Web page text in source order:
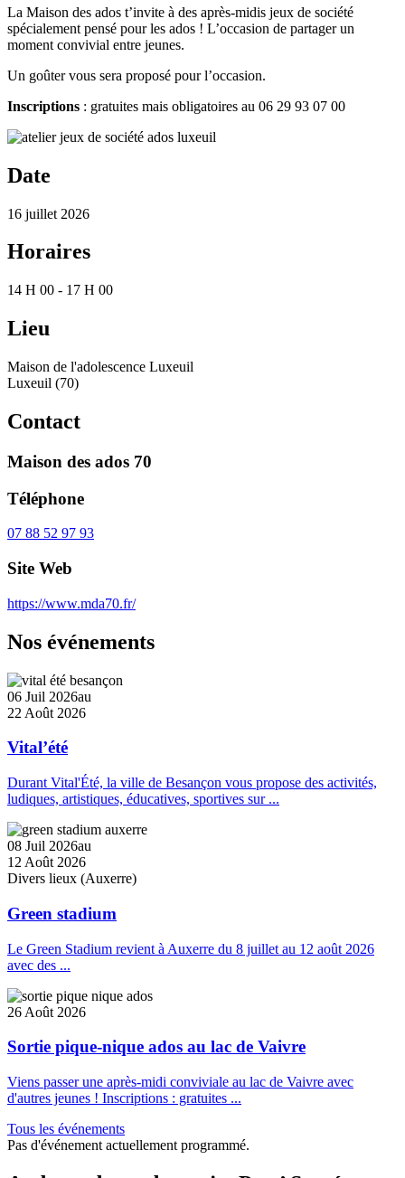
La Maison des ados t’invite à des après-midis jeux de société
spécialement pensé pour les ados ! L’occasion de partager un
moment convivial entre jeunes.
Un goûter vous sera proposé pour l’occasion.
Inscriptions : gratuites mais obligatoires au 06 29 93 07 00
Date
16 juillet 2026
Horaires
14 H 00 - 17 H 00
Lieu
Maison de l'adolescence Luxeuil
Luxeuil (70)
Contact
Maison des ados 70
Téléphone
07 88 52 97 93
Site Web
https://www.mda70.fr/
Nos événements
06 Juil 2026au
22 Août 2026
Vital’été
Durant Vital'Été, la ville de Besançon vous propose des activités,
ludiques, artistiques, éducatives, sportives sur ...
08 Juil 2026au
12 Août 2026
Divers lieux (Auxerre)
Green stadium
Le Green Stadium revient à Auxerre du 8 juillet au 12 août 2026
avec des ...
26 Août 2026
Sortie pique-nique ados au lac de Vaivre
Viens passer une après-midi conviviale au lac de Vaivre avec
d'autres jeunes ! Inscriptions : gratuites ...
Tous les événements
Pas d'événement actuellement programmé.